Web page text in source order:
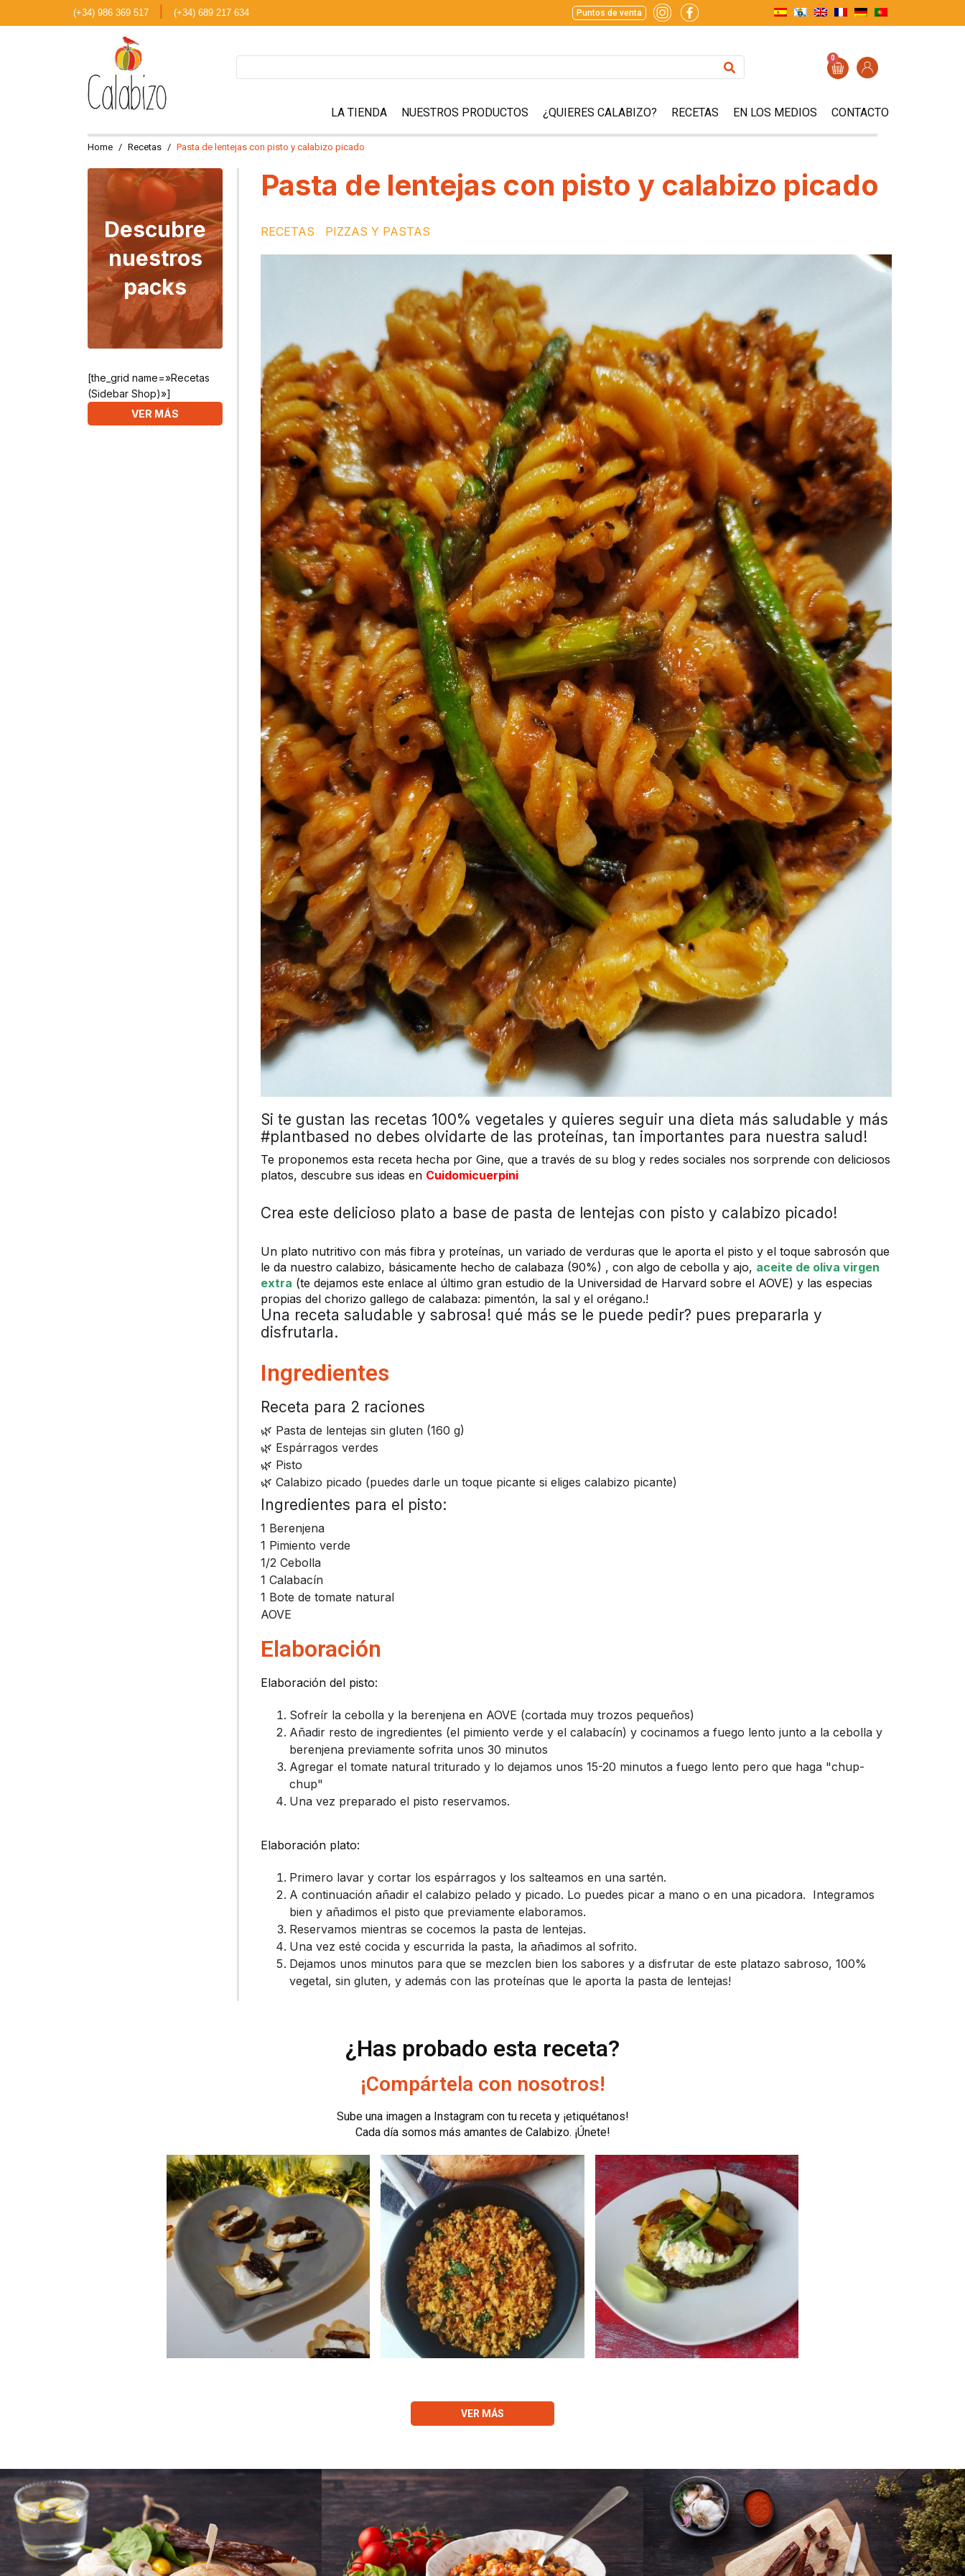
(+34) 986 369 517 (+34) 689 217 634 Puntos de venta
0
LA TIENDA NUESTROS PRODUCTOS ¿QUIERES CALABIZO? RECETAS EN LOS MEDIOS CONTACTO
Home Recetas Pasta de lentejas con pisto y calabizo picado
Descubre
nuestros
packs
[the_grid name=»Recetas
(Sidebar Shop)»]
VER MÁS
Pasta de lentejas con pisto y calabizo picado
RECETAS PIZZAS Y PASTAS
Si te gustan las recetas 100% vegetales y quieres seguir una dieta más saludable y más
#plantbased no debes olvidarte de las proteínas, tan importantes para nuestra salud!
Te proponemos esta receta hecha por Gine, que a través de su blog y redes sociales nos sorprende con deliciosos
platos, descubre sus ideas en Cuidomicuerpini
Crea este delicioso plato a base de pasta de lentejas con pisto y calabizo picado!
Un plato nutritivo con más fibra y proteínas, un variado de verduras que le aporta el pisto y el toque sabrosón que
le da nuestro calabizo, básicamente hecho de calabaza (90%) , con algo de cebolla y ajo, aceite de oliva virgen
extra (te dejamos este enlace al último gran estudio de la Universidad de Harvard sobre el AOVE) y las especias
propias del chorizo gallego de calabaza: pimentón, la sal y el orégano.!
Una receta saludable y sabrosa! qué más se le puede pedir? pues prepararla y
disfrutarla.
Ingredientes
Receta para 2 raciones
🌿 Pasta de lentejas sin gluten (160 g)
🌿 Espárragos verdes
🌿 Pisto
🌿 Calabizo picado (puedes darle un toque picante si eliges calabizo picante)
Ingredientes para el pisto:
1 Berenjena
1 Pimiento verde
1/2 Cebolla
1 Calabacín
1 Bote de tomate natural
AOVE
Elaboración
Elaboración del pisto:
Sofreír la cebolla y la berenjena en AOVE (cortada muy trozos pequeños)
Añadir resto de ingredientes (el pimiento verde y el calabacín) y cocinamos a fuego lento junto a la cebolla y
berenjena previamente sofrita unos 30 minutos
Agregar el tomate natural triturado y lo dejamos unos 15-20 minutos a fuego lento pero que haga "chup-
chup"
Una vez preparado el pisto reservamos.
Elaboración plato:
Primero lavar y cortar los espárragos y los salteamos en una sartén.
A continuación añadir el calabizo pelado y picado. Lo puedes picar a mano o en una picadora. Integramos
bien y añadimos el pisto que previamente elaboramos.
Reservamos mientras se cocemos la pasta de lentejas.
Una vez esté cocida y escurrida la pasta, la añadimos al sofrito.
Dejamos unos minutos para que se mezclen bien los sabores y a disfrutar de este platazo sabroso, 100%
vegetal, sin gluten, y además con las proteínas que le aporta la pasta de lentejas!
¿Has probado esta receta?
¡Compártela con nosotros!
Sube una imagen a Instagram con tu receta y ¡etiquétanos!
Cada día somos más amantes de Calabizo. ¡Únete!
VER MÁS